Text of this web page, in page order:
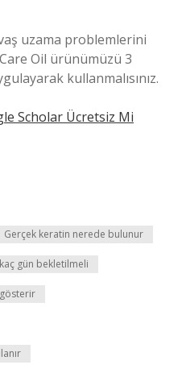
uzama problemlerini
Oil ürünümüzü 3
kullanmalısınız.
Scholar Ücretsiz Mi
Gerçek keratin nerede bulunur
gün bekletilmeli